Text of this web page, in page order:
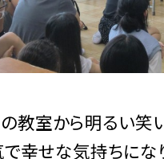
教室から明るい笑
幸せな気持ちにな